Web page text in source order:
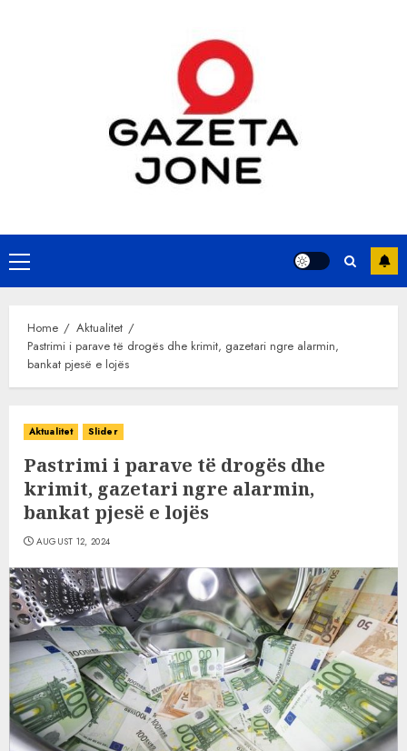
Primary
Menu
Home
Aktualitet
Pastrimi i parave të drogës dhe krimit, gazetari ngre alarmin,
bankat pjesë e lojës
Aktualitet Slider
Pastrimi i parave të drogës dhe
krimit, gazetari ngre alarmin,
bankat pjesë e lojës
AUGUST 12, 2024